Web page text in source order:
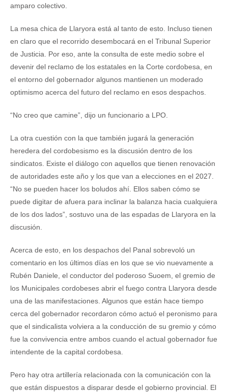
amparo colectivo.
La mesa chica de Llaryora está al tanto de esto. Incluso tienen
en claro que el recorrido desembocará en el Tribunal Superior
de Justicia. Por eso, ante la consulta de este medio sobre el
devenir del reclamo de los estatales en la Corte cordobesa, en
el entorno del gobernador algunos mantienen un moderado
optimismo acerca del futuro del reclamo en esos despachos.
“No creo que camine”, dijo un funcionario a LPO.
La otra cuestión con la que también jugará la generación
heredera del cordobesismo es la discusión dentro de los
sindicatos. Existe el diálogo con aquellos que tienen renovación
de autoridades este año y los que van a elecciones en el 2027.
“No se pueden hacer los boludos ahí. Ellos saben cómo se
puede digitar de afuera para inclinar la balanza hacia cualquiera
de los dos lados”, sostuvo una de las espadas de Llaryora en la
discusión.
Acerca de esto, en los despachos del Panal sobrevoló un
comentario en los últimos días en los que se vio nuevamente a
Rubén Daniele, el conductor del poderoso Suoem, el gremio de
los Municipales cordobeses abrir el fuego contra Llaryora desde
una de las manifestaciones. Algunos que están hace tiempo
cerca del gobernador recordaron cómo actuó el peronismo para
que el sindicalista volviera a la conducción de su gremio y cómo
fue la convivencia entre ambos cuando el actual gobernador fue
intendente de la capital cordobesa.
Pero hay otra artillería relacionada con la comunicación con la
que están dispuestos a disparar desde el gobierno provincial. El